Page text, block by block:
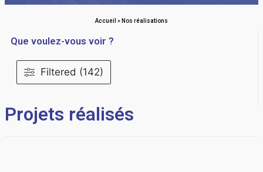
Accueil » Nos réalisations
Que voulez-vous voir ?
Filtered (142)
Projets réalisés